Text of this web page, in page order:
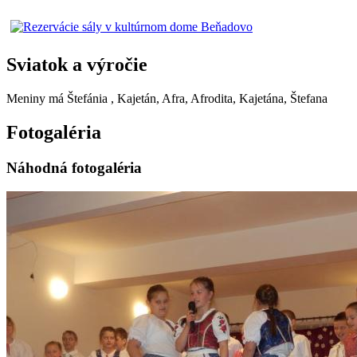
Sviatok a výročie
Meniny má Štefánia , Kajetán, Afra, Afrodita, Kajetána, Štefana
Fotogaléria
Náhodná fotogaléria